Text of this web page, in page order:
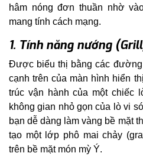
hâm nóng đơn thuần nhờ
mang tính cách mạng.
1. Tính năng nướng
Được biểu thị bằng các
cạnh trên của màn hình hiển
trúc vận hành của một chiếc
không gian nhỏ gọn của lò vi
bạn dễ dàng làm vàng bề mặt
tạo một lớp phô mai chảy
trên bề mặt món mỳ Ý.